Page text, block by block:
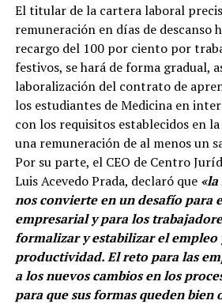
El titular de la cartera laboral
remuneración en días de descanso
recargo del 100 por ciento por
festivos, se hará de forma gradual,
laboralización del contrato de
los estudiantes de Medicina en
con los requisitos establecidos en
una remuneración de al menos un
Por su parte, el CEO de Centro
Luis Acevedo Prada, declaró que«la
nos convierte en un desafío para
empresarial y para los
formalizar y estabilizar el empleo
productividad. El reto para las
a los nuevos cambios en los
para que sus formas queden bien